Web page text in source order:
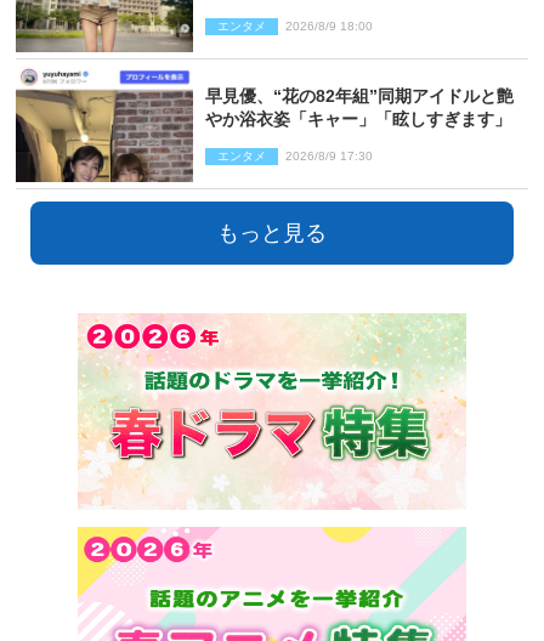
エンタメ 2026/8/9 18:00
早見優、“花の82年組”同期アイドルと艶
やか浴衣姿「キャー」「眩しすぎます」
エンタメ 2026/8/9 17:30
もっと見る